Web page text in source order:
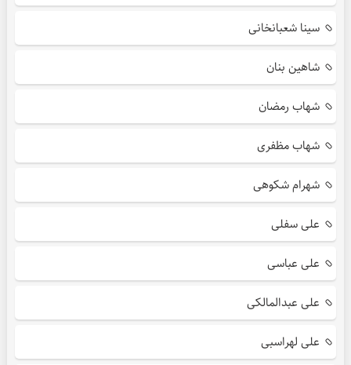
سینا شعبانخانی
شاهین بنان
شهاب رمضان
شهاب مظفری
شهرام شکوهی
علی سفلی
علی عباسی
علی عبدالمالکی
علی لهراسبی